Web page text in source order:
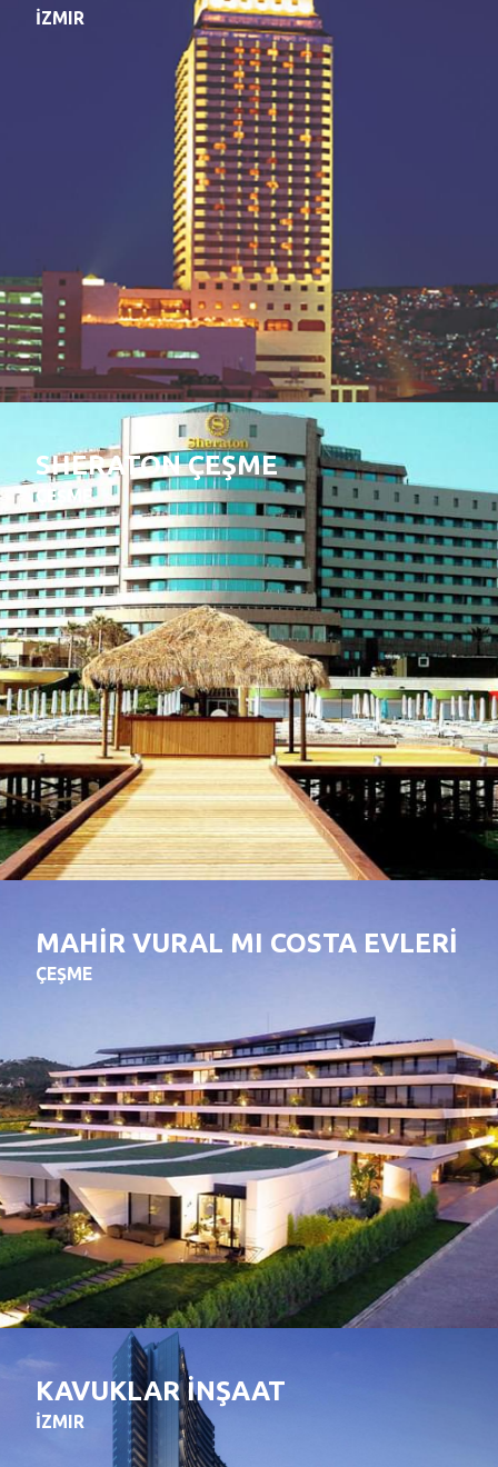
İZMIR
SHERATON ÇEŞME
ÇEŞME
MAHİR VURAL MI COSTA EVLERİ
ÇEŞME
KAVUKLAR İNŞAAT
İZMIR